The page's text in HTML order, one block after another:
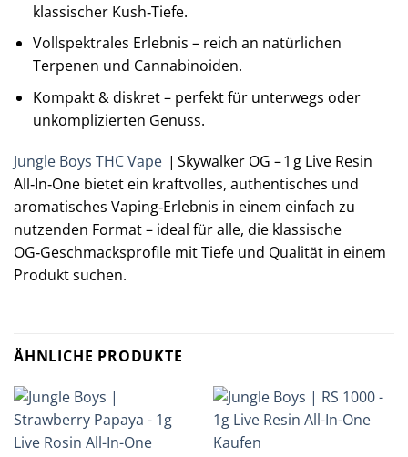
klassischer Kush‑Tiefe.
Vollspektrales Erlebnis – reich an natürlichen
Terpenen und Cannabinoiden.
Kompakt & diskret – perfekt für unterwegs oder
unkomplizierten Genuss.
Jungle Boys THC Vape | Skywalker OG – 1 g Live Resin
All‑In‑One bietet ein kraftvolles, authentisches und
aromatisches Vaping‑Erlebnis in einem einfach zu
nutzenden Format – ideal für alle, die klassische
OG‑Geschmacksprofile mit Tiefe und Qualität in einem
Produkt suchen.
ÄHNLICHE PRODUKTE